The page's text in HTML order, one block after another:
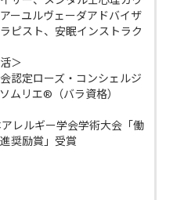
ーユルヴェーダアドバイザ
ピスト、安眠インストラク
＞
認定ローズ・コンシェルジ
ムリエ®（バラ資格）
レルギー学会学術大会「働
奨励賞」受賞